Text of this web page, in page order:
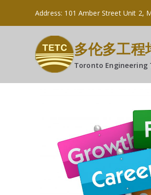
Address: 101 Amber Street
多伦多工程
Toronto Engineering